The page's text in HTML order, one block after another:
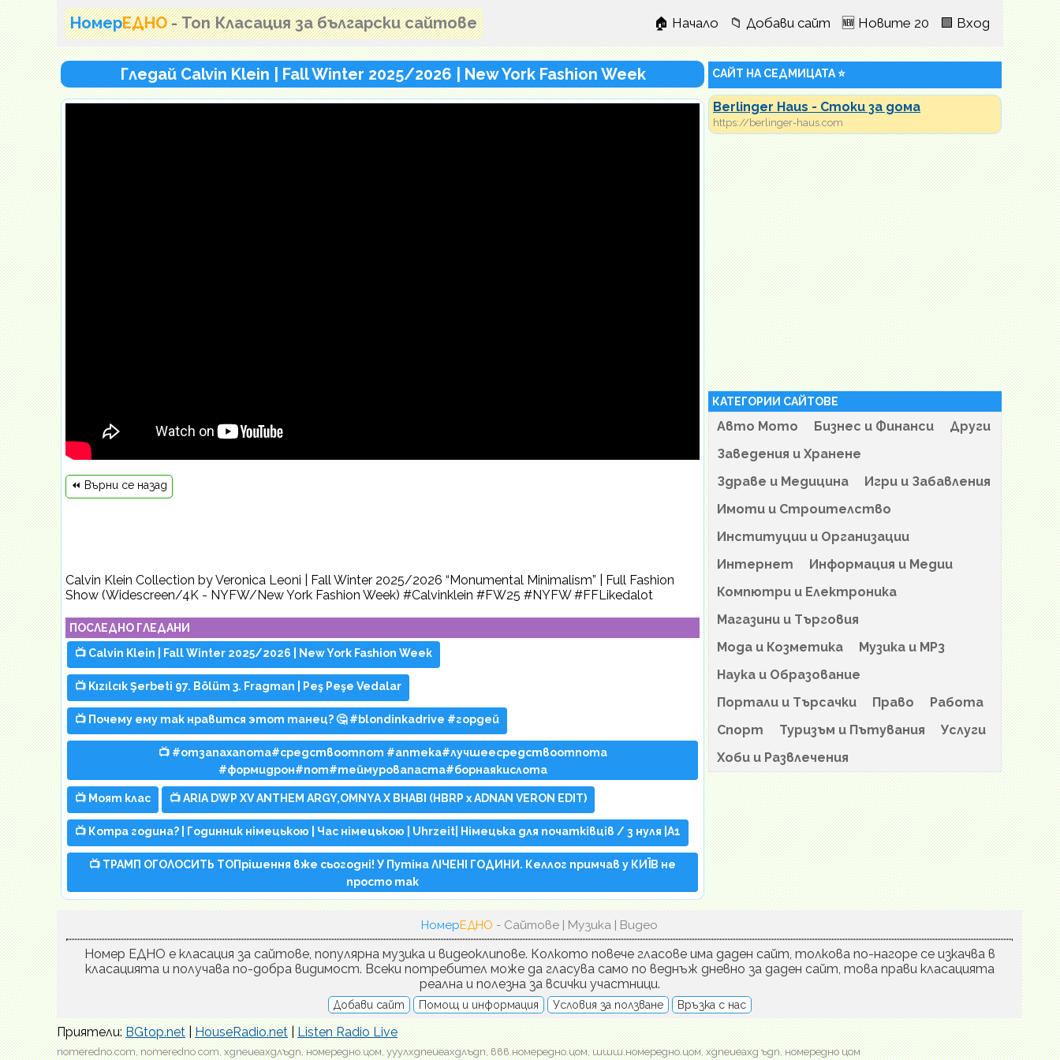
НомерЕДНО - Топ Класация за български сайтове 🏠 Начало 📁 Добави сайт 🆕 Новите 20 🟩 Вход
Гледай Calvin Klein | Fall Winter 2025/2026 | New York Fashion Week
⏪ Върни се назад
Calvin Klein Collection by Veronica Leoni | Fall Winter 2025/2026 “Monumental Minimalism” | Full Fashion
Show (Widescreen/4K - NYFW/New York Fashion Week) #Calvinklein #FW25 #NYFW #FFLikedalot
ПОСЛЕДНО ГЛЕДАНИ
📺 Calvin Klein | Fall Winter 2025/2026 | New York Fashion Week
📺 Kızılcık Şerbeti 97. Bölüm 3. Fragman | Peş Peşe Vedalar
📺 Почему ему так нравится этот танец? 🤔 #blondinkadrive #гордей
📺 #отзапахапота#средствоотпот #аптека#лучшеесредствоотпота
#формидрон#пот#теймуровапаста#борнаякислота
📺 Моят клас 📺 ARIA DWP XV ANTHEM ARGY,OMNYA X BHABI (HBRP x ADNAN VERON EDIT)
📺 Котра година? | Годинник німецькою | Час німецькою | Uhrzeit| Німецька для початківців / з нуля |А1
📺 ТРАМП ОГОЛОСИТЬ ТОПрішення вже сьогодні! У Путіна ЛІЧЕНІ ГОДИНИ. Келлог примчав у КИЇВ не
просто так
САЙТ НА СЕДМИЦАТА ⭐
Berlinger Haus - Стоки за дома
https://berlinger-haus.com
КАТЕГОРИИ САЙТОВЕ
Авто Мото Бизнес и Финанси
Други
Заведения и Хранене
Здраве и Медицина
Игри и Забавления
Имоти и Строителство
Институции и Организации
Интернет
Информация и Медии
Компютри и Електроника
Магазини и Търговия
Мода и Козметика
Музика и MP3
Наука и Образование
Портали и Търсачки
Право
Работа
Спорт
Туризъм и Пътувания
Услуги
Хоби и Развлечения
НомерЕДНО - Сайтове | Музика | Видео
Номер ЕДНО е класация за сайтове, популярна музика и видеоклипове. Колкото повече гласове има даден сайт, толкова по-нагоре се изкачва в
класацията и получава по-добра видимост. Всеки потребител може да гласува само по веднъж дневно за даден сайт, това прави класацията
реална и полезна за всички участници.
Добави сайт Помощ и информация Условия за ползване Връзка с нас
Приятели:BGtop.net|HouseRadio.net|Listen Radio Live
nomeredno.com, nomeredno com, хдпеиеахдлъдп, номередно.цом, ууулхдпеиеахдлъдп, ввв.номередно.цом, шшш.номередно.цом, хдпеиеахд ъдп, номередно цом